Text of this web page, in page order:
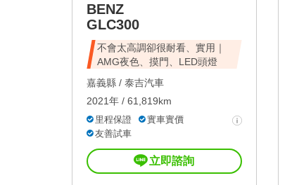
BENZ
GLC300
不會太高調卻很耐看、實用｜
AMG夜色、摸門、LED頭燈
嘉義縣 / 泰吉汽車
2021年 / 61,819km
里程保證
實車實價
友善試車
立即諮詢